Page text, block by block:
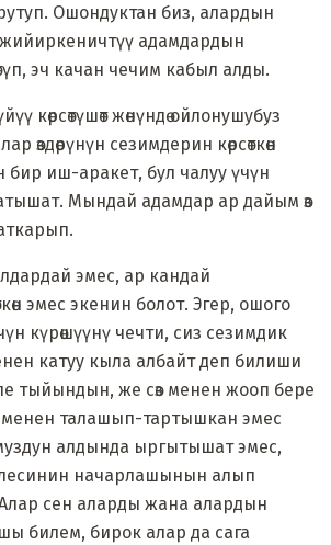
Ошондуктан биз, алардын
адамдардын
эч качан чечим кабыл алды.
көрсөтүшөт жөнүндө ойлонушубуз
өздөрүнүн сезимдерин көрсөткөн
иш-аракет, бул чалуу үчүн
Мындай адамдар ар дайым өз
эмес, ар кандай
эмес экенин болот. Эгер, ошого
күрөшүүнү чечти, сиз сезимдик
катуу кыла албайт деп билиши
тыйындын, же сөз менен жооп бере
менен талашып-тартышкан эмес
алдында ыргытышат эмес,
начарлашынын алып
сен аларды жана алардын
билем, бирок алар да сага